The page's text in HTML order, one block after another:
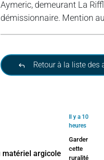
Aymeric, demeurant La
démissionnaire. Mention
Retour à la liste des
Il y a 10
heures
Garder
cette
ruralité